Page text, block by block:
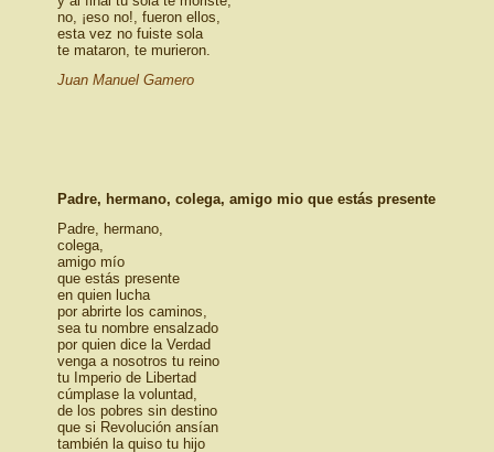
no, ¡eso no!, fueron ellos,
esta vez no fuiste sola
te mataron, te murieron.
Juan Manuel Gamero
Padre, hermano, colega, amigo mio que estás presente
Padre, hermano,
colega,
amigo mío
que estás presente
en quien lucha
por abrirte los caminos,
sea tu nombre ensalzado
por quien dice la Verdad
venga a nosotros tu reino
tu Imperio de Libertad
cúmplase la voluntad,
de los pobres sin destino
que si Revolución ansían
también la quiso tu hijo